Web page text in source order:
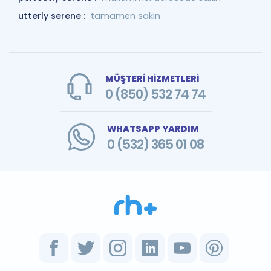
utterly serene : tamamen sakin
MÜŞTERİ HİZMETLERİ
0 (850) 532 74 74
WHATSAPP YARDIM
0 (532) 365 01 08